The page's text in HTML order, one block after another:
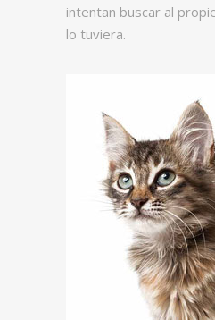
intentan buscar al
lo tuviera.